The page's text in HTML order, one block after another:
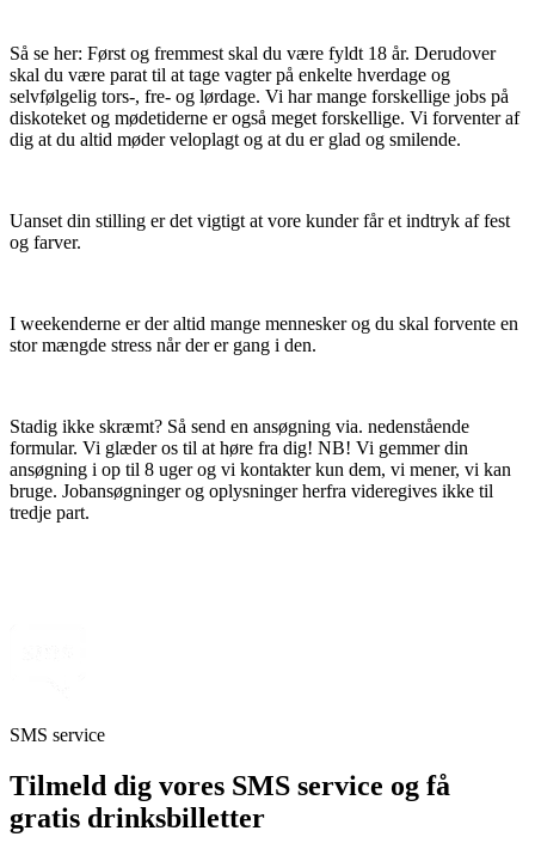
Så se her: Først og fremmest skal du være fyldt 18 år. Derudover
skal du være parat til at tage vagter på enkelte hverdage og
selvfølgelig tors-, fre- og lørdage. Vi har mange forskellige jobs på
diskoteket og mødetiderne er også meget forskellige. Vi forventer af
dig at du altid møder veloplagt og at du er glad og smilende.
Uanset din stilling er det vigtigt at vore kunder får et indtryk af fest
og farver.
I weekenderne er der altid mange mennesker og du skal forvente en
stor mængde stress når der er gang i den.
Stadig ikke skræmt? Så send en ansøgning via. nedenstående
formular. Vi glæder os til at høre fra dig! NB! Vi gemmer din
ansøgning i op til 8 uger og vi kontakter kun dem, vi mener, vi kan
bruge. Jobansøgninger og oplysninger herfra videregives ikke til
tredje part.
SMS service
Tilmeld dig vores SMS service og få
gratis drinksbilletter